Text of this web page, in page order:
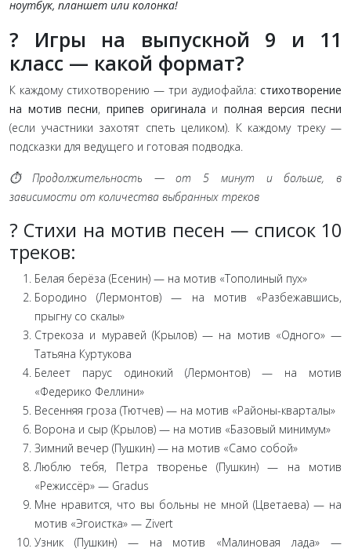
ноутбук, планшет или колонка!
? Игры на выпускной 9 и 11
класс — какой формат?
К каждому стихотворению — три аудиофайла: стихотворение
на мотив песни, припев оригинала и полная версия песни
(если участники захотят спеть целиком). К каждому треку —
подсказки для ведущего и готовая подводка.
⏱️ Продолжительность — от 5 минут и больше, в
зависимости от количества выбранных треков
? Стихи на мотив песен — список 10
треков:
Белая берёза (Есенин) — на мотив «Тополиный пух»
Бородино (Лермонтов) — на мотив «Разбежавшись,
прыгну со скалы»
Стрекоза и муравей (Крылов) — на мотив «Одного» —
Татьяна Куртукова
Белеет парус одинокий (Лермонтов) — на мотив
«Федерико Феллини»
Весенняя гроза (Тютчев) — на мотив «Районы-кварталы»
Ворона и сыр (Крылов) — на мотив «Базовый минимум»
Зимний вечер (Пушкин) — на мотив «Само собой»
Люблю тебя, Петра творенье (Пушкин) — на мотив
«Режиссёр» — Gradus
Мне нравится, что вы больны не мной (Цветаева) — на
мотив «Эгоистка» — Zivert
Узник (Пушкин) — на мотив «Малиновая лада» —